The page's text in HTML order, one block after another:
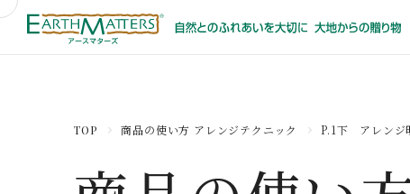
TOP 商品の使い方 アレンジテクニック P.1下 アレンジ